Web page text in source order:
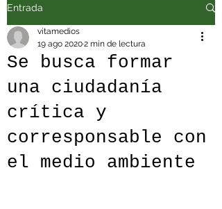
Entrada
Se busca formar
una ciudadanía
crítica y
corresponsable con
el medio ambiente
vitamedios
19 ago 20202 min de lectura